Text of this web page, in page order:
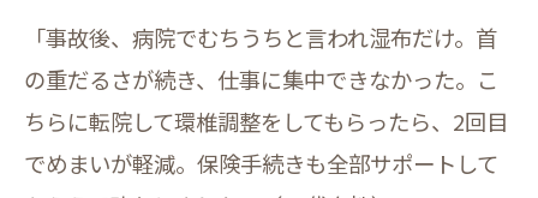
「事故後、病院でむちうちと言われ湿布だけ。首
の重だるさが続き、仕事に集中できなかった。こ
ちらに転院して環椎調整をしてもらったら、2回目
でめまいが軽減。保険手続きも全部サポートして